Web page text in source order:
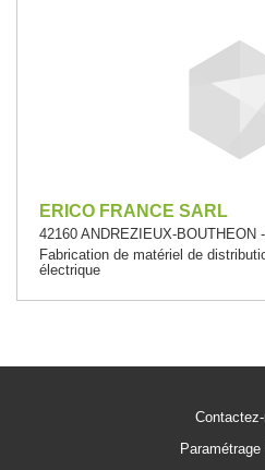
ERICO FRANCE SARL
42160 ANDREZIEUX-BOUTHEON
Fabrication de matériel de
électrique